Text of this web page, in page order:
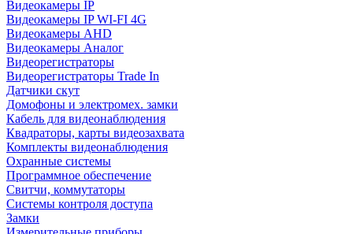
Видеокамеры IP
Видеокамеры IP WI-FI 4G
Видеокамеры AHD
Видеокамеры Аналог
Видеорегистраторы
Видеорегистраторы Trade In
Датчики скут
Домофоны и электромех. замки
Кабель для видеонаблюдения
Квадраторы, карты видеозахвата
Комплекты видеонаблюдения
Охранные системы
Программное обеспечение
Свитчи, коммутаторы
Системы контроля доступа
Замки